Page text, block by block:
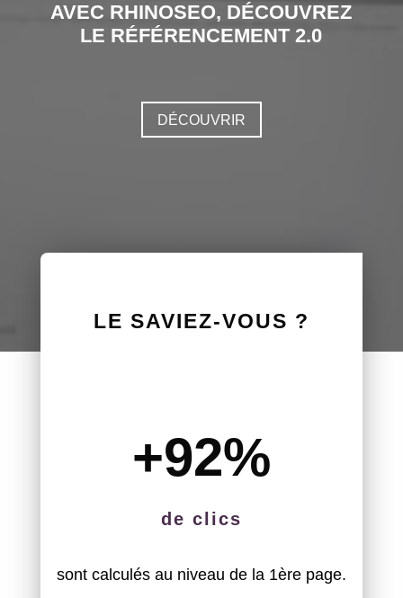
AVEC RHINOSEO, DÉCOUVREZ
LE RÉFÉRENCEMENT 2.0
DÉCOUVRIR
LE SAVIEZ-VOUS ?
+92%
de clics
sont calculés au niveau de la 1ère page.